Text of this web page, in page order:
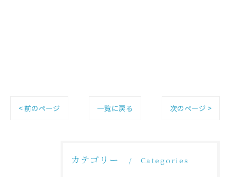
< 前のページ 一覧に戻る 次のページ >
カテゴリー Categories